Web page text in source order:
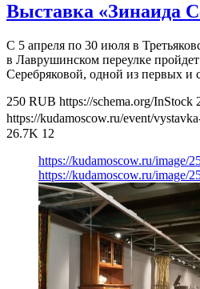
Выставка «Зинаида
С 5 апреля по 30 июля в
в Лаврушинском переулке
Серебряковой, одной из первых
250 RUB https://schema.org/InStock
https://kudamoscow.ru/event/
26.7K 12
https://kudamoscow.ru/image/
https://kudamoscow.ru/image/